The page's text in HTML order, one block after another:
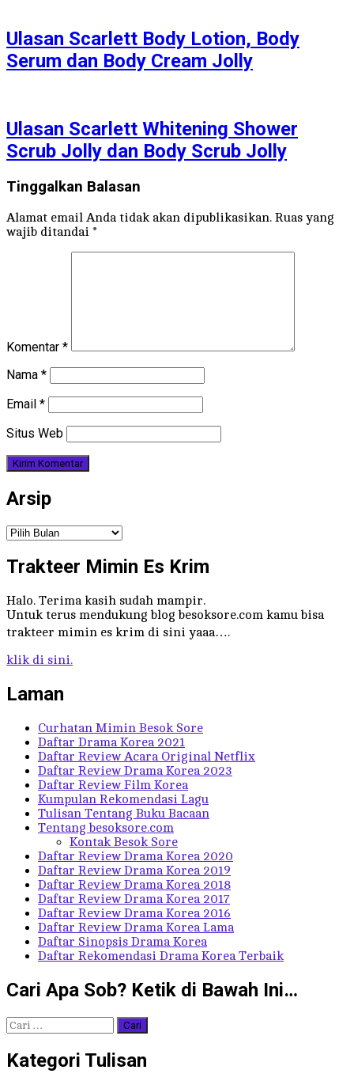
Ulasan Scarlett Body Lotion, Body
Serum dan Body Cream Jolly
Ulasan Scarlett Whitening Shower
Scrub Jolly dan Body Scrub Jolly
Tinggalkan Balasan
Alamat email Anda tidak akan dipublikasikan. Ruas yang
wajib ditandai *
Komentar *
Nama *
Email *
Situs Web
Arsip
Arsip
Trakteer Mimin Es Krim
Halo. Terima kasih sudah mampir.
Untuk terus mendukung blog besoksore.com kamu bisa
trakteer mimin es krim di sini yaaa….
klik di sini.
Laman
Curhatan Mimin Besok Sore
Daftar Drama Korea 2021
Daftar Review Acara Original Netflix
Daftar Review Drama Korea 2023
Daftar Review Film Korea
Kumpulan Rekomendasi Lagu
Tulisan Tentang Buku Bacaan
Tentang besoksore.com
Kontak Besok Sore
Daftar Review Drama Korea 2020
Daftar Review Drama Korea 2019
Daftar Review Drama Korea 2018
Daftar Review Drama Korea 2017
Daftar Review Drama Korea 2016
Daftar Review Drama Korea Lama
Daftar Sinopsis Drama Korea
Daftar Rekomendasi Drama Korea Terbaik
Cari Apa Sob? Ketik di Bawah Ini…
Cari
untuk:
Kategori Tulisan